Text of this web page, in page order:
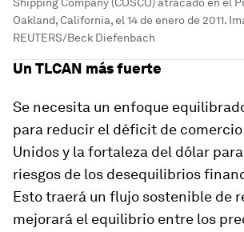
Oakland, California, el 14 de enero de 2011.
REUTERS/Beck Diefenbach
Un TLCAN más fuerte
Se necesita un enfoque
para reducir el déficit de
Unidos y la fortaleza del dólar
riesgos de los desequilibrios
Esto traerá un flujo sostenible de
mejorará el equilibrio entre los